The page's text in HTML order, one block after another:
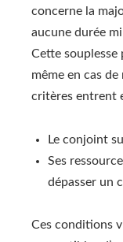
concerne la
aucune durée
Cette
même en cas
critères entrent
Le conjoint
Ses
dépasser un
Ces conditions